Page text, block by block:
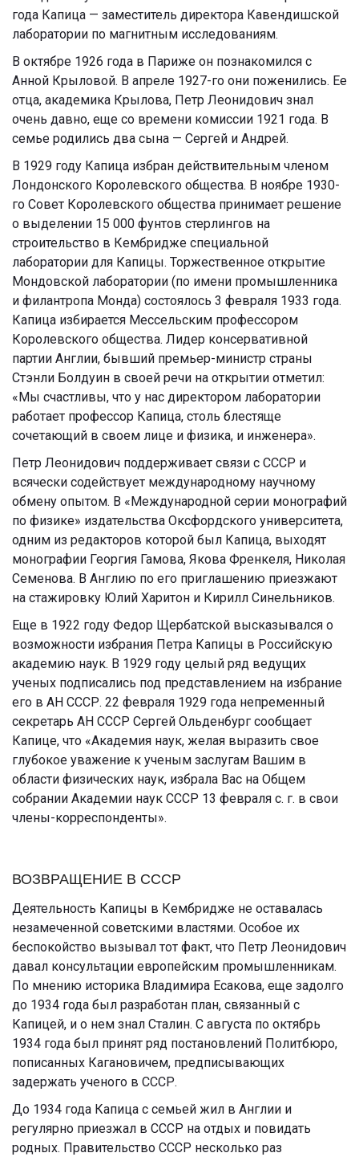
года Капица — заместитель директора Кавендишской
лаборатории по магнитным исследованиям.
В октябре 1926 года в Париже он познакомился с
Анной Крыловой. В апреле 1927-го они поженились. Ее
отца, академика Крылова, Петр Леонидович знал
очень давно, еще со времени комиссии 1921 года. В
семье родились два сына — Сергей и Андрей.
В 1929 году Капица избран действительным членом
Лондонского Королевского общества. В ноябре 1930-
го Совет Королевского общества принимает решение
о выделении 15 000 фунтов стерлингов на
строительство в Кембридже специальной
лаборатории для Капицы. Торжественное открытие
Мондовской лаборатории (по имени промышленника
и филантропа Монда) состоялось 3 февраля 1933 года.
Капица избирается Мессельским профессором
Королевского общества. Лидер консервативной
партии Англии, бывший премьер-министр страны
Стэнли Болдуин в своей речи на открытии отметил:
«Мы счастливы, что у нас директором лаборатории
работает профессор Капица, столь блестяще
сочетающий в своем лице и физика, и инженера».
Петр Леонидович поддерживает связи с СССР и
всячески содействует международному научному
обмену опытом. В «Международной серии монографий
по физике» издательства Оксфордского университета,
одним из редакторов которой был Капица, выходят
монографии Георгия Гамова, Якова Френкеля, Николая
Семенова. В Англию по его приглашению приезжают
на стажировку Юлий Харитон и Кирилл Синельников.
Еще в 1922 году Федор Щербатской высказывался о
возможности избрания Петра Капицы в Российскую
академию наук. В 1929 году целый ряд ведущих
ученых подписались под представлением на избрание
его в АН СССР. 22 февраля 1929 года непременный
секретарь АН СССР Сергей Ольденбург сообщает
Капице, что «Академия наук, желая выразить свое
глубокое уважение к ученым заслугам Вашим в
области физических наук, избрала Вас на Общем
собрании Академии наук СССР 13 февраля с. г. в свои
члены-корреспонденты».
ВОЗВРАЩЕНИЕ В СССР
Деятельность Капицы в Кембридже не оставалась
незамеченной советскими властями. Особое их
беспокойство вызывал тот факт, что Петр Леонидович
давал консультации европейским промышленникам.
По мнению историка Владимира Есакова, еще задолго
до 1934 года был разработан план, связанный с
Капицей, и о нем знал Сталин. С августа по октябрь
1934 года был принят ряд постановлений Политбюро,
пописанных Кагановичем, предписывающих
задержать ученого в СССР.
До 1934 года Капица с семьей жил в Англии и
регулярно приезжал в СССР на отдых и повидать
родных. Правительство СССР несколько раз